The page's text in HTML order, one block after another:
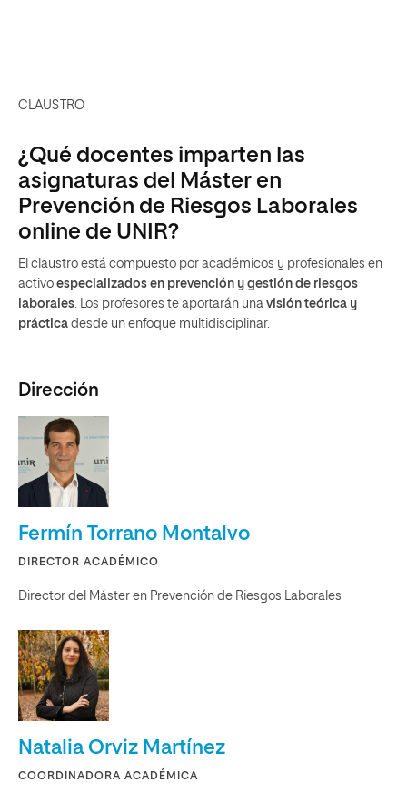
CLAUSTRO
¿Qué docentes imparten las
asignaturas del Máster en
Prevención de Riesgos Laborales
online de UNIR?
El claustro está compuesto por académicos y profesionales en
activo especializados en prevención y gestión de riesgos
laborales. Los profesores te aportarán una visión teórica y
práctica desde un enfoque multidisciplinar.
Dirección
Fermín Torrano Montalvo
DIRECTOR ACADÉMICO
Director del Máster en Prevención de Riesgos Laborales
Natalia Orviz Martínez
COORDINADORA ACADÉMICA